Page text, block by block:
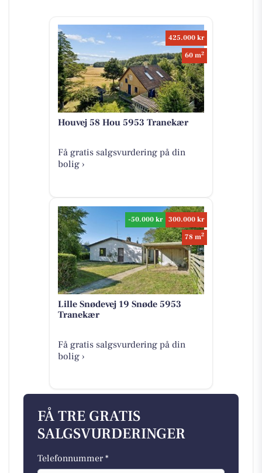
425.000 kr
60 m2
Houvej 58 Hou 5953 Tranekær
Få gratis salgsvurdering på din
bolig ›
-50.000 kr
300.000 kr
78 m2
Lille Snødevej 19 Snøde 5953
Tranekær
Få gratis salgsvurdering på din
bolig ›
FÅ TRE GRATIS
SALGSVURDERINGER
Telefonnummer *